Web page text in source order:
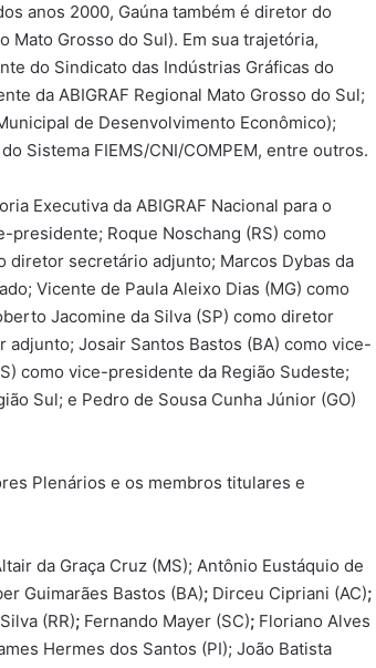
anos 2000, Gaúna também é diretor do
Mato Grosso do Sul). Em sua trajetória,
do Sindicato das Indústrias Gráficas do
da ABIGRAF Regional Mato Grosso do Sul;
de Desenvolvimento Econômico);
Sistema FIEMS/CNI/COMPEM, entre outros.
Executiva da ABIGRAF Nacional para o
Roque Noschang (RS) como
diretor secretário adjunto; Marcos Dybas da
Vicente de Paula Aleixo Dias (MG) como
Jacomine da Silva (SP) como diretor
Josair Santos Bastos (BA) como vice-
como vice-presidente da Região Sudeste;
Sul; e Pedro de Sousa Cunha Júnior (GO)
Plenários e os membros titulares e
da Graça Cruz (MS); Antônio Eustáquio de
Guimarães Bastos (BA); Dirceu Cipriani (AC);
(RR); Fernando Mayer (SC); Floriano Alves
Hermes dos Santos (PI); João Batista